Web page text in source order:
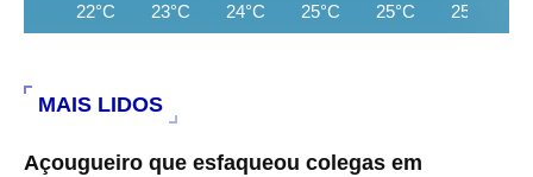
22°C 23°C 24°C 25°C 25°C 25°C
MAIS LIDOS
Açougueiro que esfaqueou colegas em